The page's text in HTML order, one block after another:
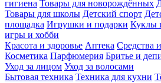
гигиена Товары для новорождённых
Товары для школы Детский спорт
площадка Игрушки и подарки Куклы
игры и хобби
Красота и здоровье Аптека Средства
Косметика Парфюмерия Бритье и
Уход за лицом Уход за волосами
Бытовая техника Техника для кухни